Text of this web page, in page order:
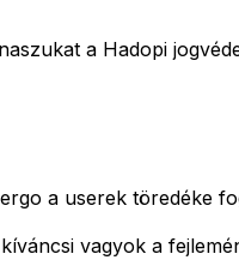
a Hadopi
a userek töredéke
vagyok a